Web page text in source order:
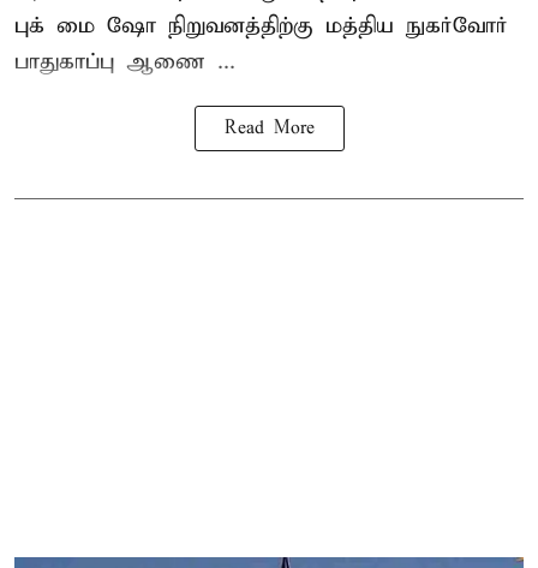
புக் மை ஷோ நிறுவனத்திற்கு மத்திய நுகர்வோர்
பாதுகாப்பு ஆணை ...
Read More